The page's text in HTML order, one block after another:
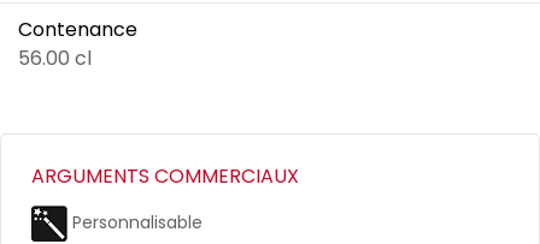
Contenance
56.00 cl
ARGUMENTS COMMERCIAUX
Personnalisable